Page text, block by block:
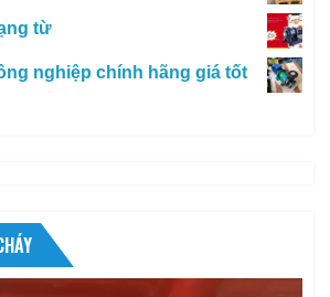
từ
nghiệp chính hãng giá tốt